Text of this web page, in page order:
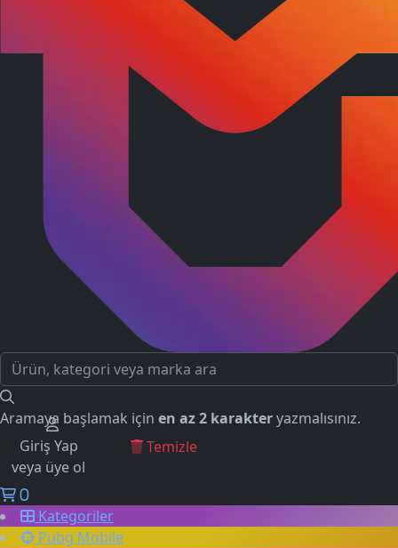
Aramaya başlamak için en az 2 karakteryazmalısınız.
GEÇMİŞ ARAMALAR
Temizle
Giriş Yap
veya üye ol
0
Kategoriler
Pubg Mobile